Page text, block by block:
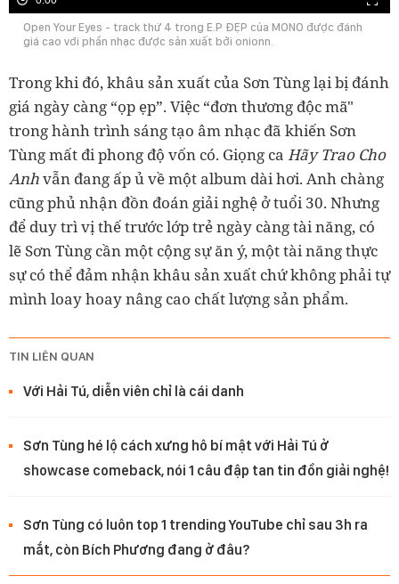
Open Your Eyes - track thứ 4 trong E.P ĐẸP của MONO được đánh
giá cao với phần nhạc được sản xuất bởi onionn.
Trong khi đó, khâu sản xuất của Sơn Tùng lại bị đánh
giá ngày càng “ọp ẹp”. Việc “đơn thương độc mã"
trong hành trình sáng tạo âm nhạc đã khiến Sơn
Tùng mất đi phong độ vốn có. Giọng ca Hãy Trao Cho
Anhvẫn đang ấp ủ về một album dài hơi. Anh chàng
cũng phủ nhận đồn đoán giải nghệ ở tuổi 30. Nhưng
để duy trì vị thế trước lớp trẻ ngày càng tài năng, có
lẽ Sơn Tùng cần một cộng sự ăn ý, một tài năng thực
sự có thể đảm nhận khâu sản xuất chứ không phải tự
mình loay hoay nâng cao chất lượng sản phẩm.
TIN LIÊN QUAN
Với Hải Tú, diễn viên chỉ là cái danh
Sơn Tùng hé lộ cách xưng hô bí mật với Hải Tú ở
showcase comeback, nói 1 câu đập tan tin đồn giải nghệ!
Sơn Tùng có luôn top 1 trending YouTube chỉ sau 3h ra
mắt, còn Bích Phương đang ở đâu?